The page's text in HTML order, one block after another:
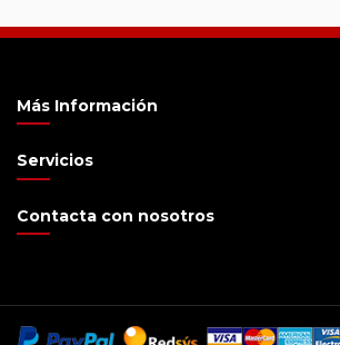
Más Información
Servicios
Contacta con nosotros